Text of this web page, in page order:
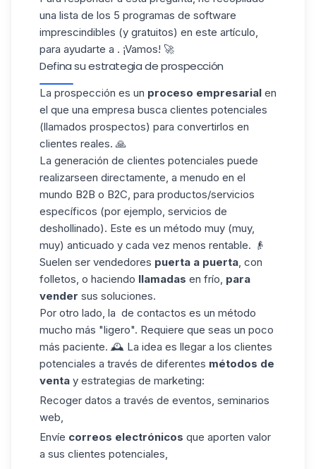
una lista de los 5 programas de software
imprescindibles (y gratuitos) en este artículo,
para ayudarte a . ¡Vamos! 🚀
Defina su estrategia de prospección
La prospección es un proceso empresarial en
el que una empresa busca clientes potenciales
(llamados prospectos) para convertirlos en
clientes reales. 🙏
La generación de clientes potenciales puede
realizarseen directamente, a menudo en el
mundo B2B o B2C, para productos/servicios
específicos (por ejemplo, servicios de
deshollinado). Este es un método muy (muy,
muy) anticuado y cada vez menos rentable. 👴
Suelen ser vendedores puerta a puerta, con
folletos, o haciendo llamadas en frío, para
vender sus soluciones.
Por otro lado, la de contactos es un método
mucho más "ligero". Requiere que seas un poco
más paciente. 🕰️ La idea es llegar a los clientes
potenciales a través de diferentes métodos de
venta y estrategias de marketing:
Recoger datos a través de eventos, seminarios
web,
Envíe correos electrónicos que aporten valor
a sus clientes potenciales,